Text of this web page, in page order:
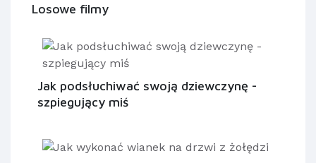
Losowe filmy
Jak podsłuchiwać swoją dziewczynę -
szpiegujący miś